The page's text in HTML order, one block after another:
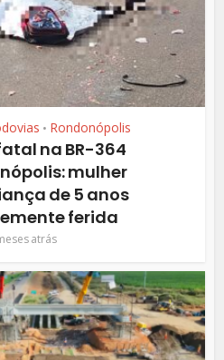
• Rondonópolis
na BR-364
mulher
de 5 anos
ferida
atrás